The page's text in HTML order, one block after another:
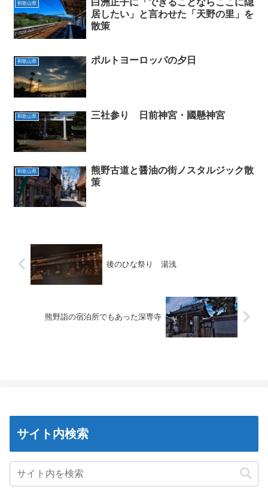
和歌山県
居したい」と言わせた「天野の里」を
散策
和歌山県 ポルトヨーロッパの夕日
和歌山県 三社参り 日前神宮・國懸神宮
和歌山県
熊野古道と醤油の街ノスタルジック散
策
後のひな祭り 湯浅
熊野詣の宿泊所でもあった深専寺
サイト内検索